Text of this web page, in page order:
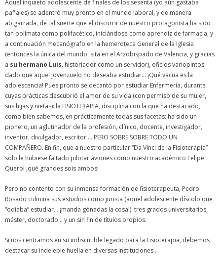
Aquel inquieto adolescente de finales de los sesenta (yo aún gastaba
pañales) se adentró muy pronto en el mundo laboral, y de manera
abigarrada, de tal suerte que el discurrir de nuestro protagonista ha sido
tan polímata como polifacético, iniciándose como aprendiz de farmacia, y
a continuación mecanógrafo en la hemeroteca General de la Iglesia
(entonces la única del mundo, sita en el Arzobispado de Valencia, y gracias
a su hermano Luis, historiador como un servidor), oficios variopintos
dado que aquel jovenzuelo no deseaba estudiar… ¡Qué vacua es la
adolescencia! Pues pronto se decantó por estudiar Enfermería, durante
cuyas prácticas descubrió el amor de su vida (con permiso de su mujer,
sus hijas y nietas): la FISIOTERAPIA, disciplina con la que ha destacado,
como bien sabemos, en prácticamente todas sus facetas: ha sido un
pionero, un aglutinador de la profesión, clínico, docente, investigador,
inventor, divulgador, escritor … PERO SOBRE SOBRE TODO UN
COMPAÑERO. En fin, que a nuestro particular “Da Vinci de la Fisioterapia”
solo le hubiese faltado pilotar aviones como nuestro académico Felipe
Querol ¡qué grandes sois ambos!
Pero no contento con su inmensa formación de fisioterapeuta, Pedro
Rosado culmina sus estudios como jurista (aquel adolescente díscolo que
“odiaba” estudiar… ¡manda gónadas la cosa!): tres grados universitarios,
máster, doctorado… y un sin fin de títulos propios.
Si nos centramos en su indiscutible legado para la Fisioterapia, debemos
destacar su indeleble huella en diversas instituciones…